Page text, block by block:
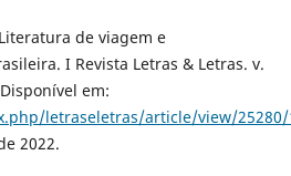
de viagem e
I Revista Letras & Letras. v.
em:
letraseletras/article/view/25280/
2022.